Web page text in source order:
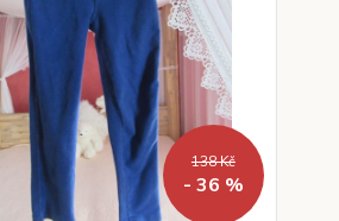
138 Kč
- 36 %